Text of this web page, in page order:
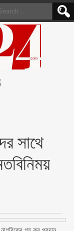
সাথে